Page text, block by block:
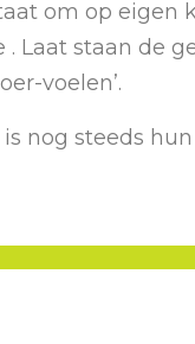
om op eigen
Laat staan de
voelen’.
nog steeds